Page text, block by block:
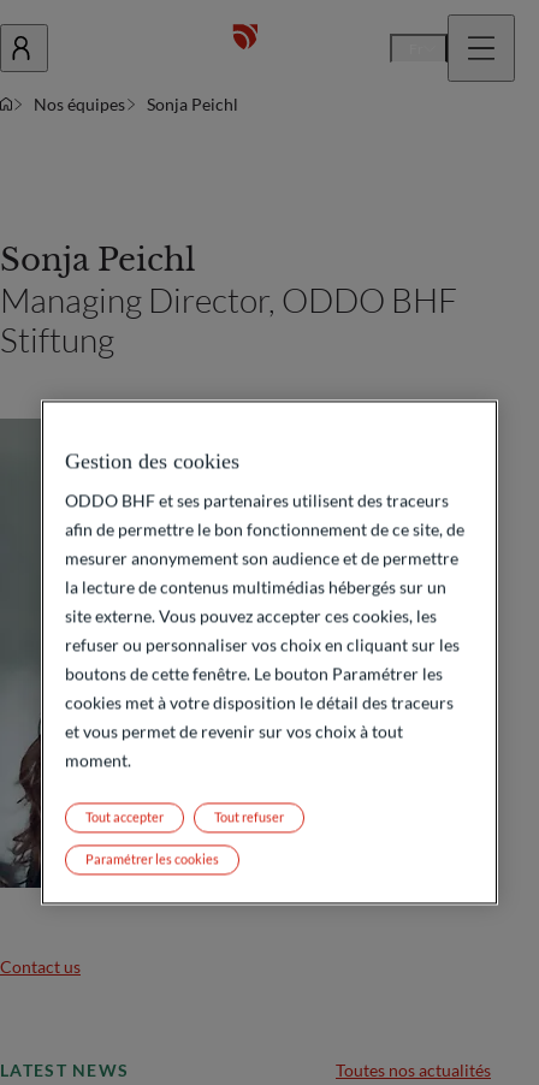
Nos équipes Sonja Peichl
Sonja Peichl
Managing Director, ODDO BHF
Stiftung
Contact us
LATEST NEWS Toutes nos actualités
Gestion des cookies
ODDO BHF et ses partenaires utilisent des traceurs
afin de permettre le bon fonctionnement de ce site, de
mesurer anonymement son audience et de permettre
la lecture de contenus multimédias hébergés sur un
site externe. Vous pouvez accepter ces cookies, les
refuser ou personnaliser vos choix en cliquant sur les
boutons de cette fenêtre. Le bouton Paramétrer les
cookies met à votre disposition le détail des traceurs
et vous permet de revenir sur vos choix à tout
moment.
Tout refuser
Tout accepter
Paramétrer les cookies